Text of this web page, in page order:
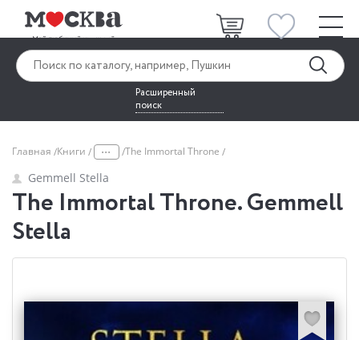
Расширенный
поиск
Главная Книги ... The Immortal Throne
Gemmell Stella
The Immortal Throne. Gemmell
Stella